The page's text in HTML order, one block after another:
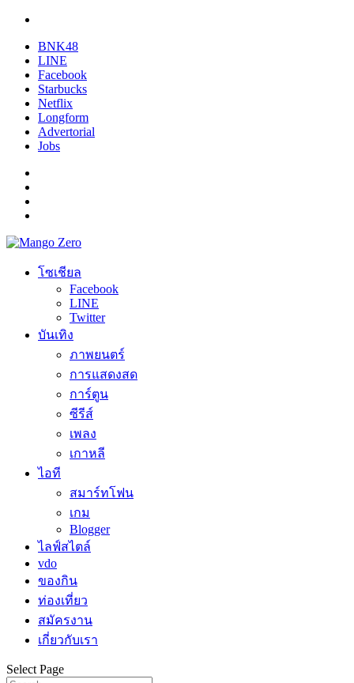
BNK48
LINE
Facebook
Starbucks
Netflix
Longform
Advertorial
Jobs
โซเชียล
Facebook
LINE
Twitter
บันเทิง
ภาพยนตร์
การแสดงสด
การ์ตูน
ซีรีส์
เพลง
เกาหลี
ไอที
สมาร์ทโฟน
เกม
Blogger
ไลฟ์สไตล์
vdo
ของกิน
ท่องเที่ยว
สมัครงาน
เกี่ยวกับเรา
Select Page